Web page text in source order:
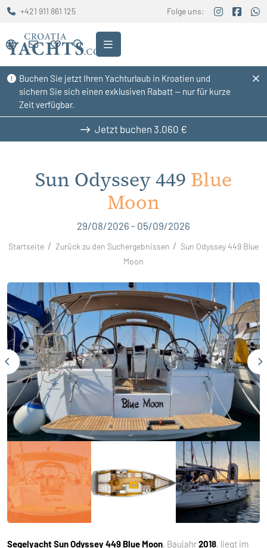
Buchen Sie jetzt Ihren Yachturlaub in Kroatien und
sichern Sie sich einen exklusiven Rabatt — nur für kurze
Zeit verfügbar.
+421 911 861 125 Folge uns:
Jetzt buchen 3.060 €
Sun Odyssey 449 Blue
Moon
29/08/2026 - 05/09/2026
Startseite Zurück zu den Suchergebnissen
Sun Odyssey 449 Blue
Moon
SegelyachtSun Odyssey 449 Blue Moon, Baujahr2018, liegt im